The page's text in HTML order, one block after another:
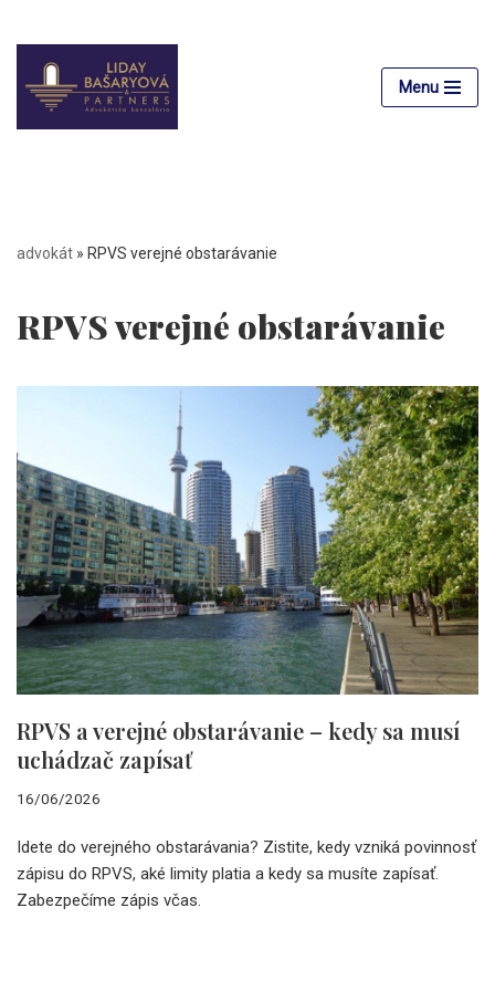
Preskočiť
na
obsah
Menu
advokát » RPVS verejné obstarávanie
RPVS verejné obstarávanie
RPVS a verejné obstarávanie – kedy sa musí
uchádzač zapísať
16/06/2026
Idete do verejného obstarávania? Zistite, kedy vzniká povinnosť
zápisu do RPVS, aké limity platia a kedy sa musíte zapísať.
Zabezpečíme zápis včas.